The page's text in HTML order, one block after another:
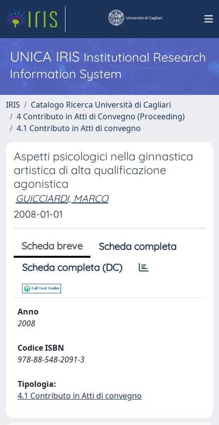
UNICA IRISInstitutional Research
Information System
IRIS
Catalogo Ricerca Università di Cagliari
4 Contributo in Atti di Convegno (Proceeding)
4.1 Contributo in Atti di convegno
Aspetti psicologici nella ginnastica
artistica di alta qualificazione
agonistica
GUICCIARDI, MARCO
2008-01-01
Scheda breve
Scheda completa
Scheda completa (DC)
Anno
2008
Codice ISBN
978-88-548-2091-3
Tipologia:
4.1 Contributo in Atti di convegno